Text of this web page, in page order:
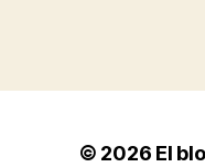
© 2026 El